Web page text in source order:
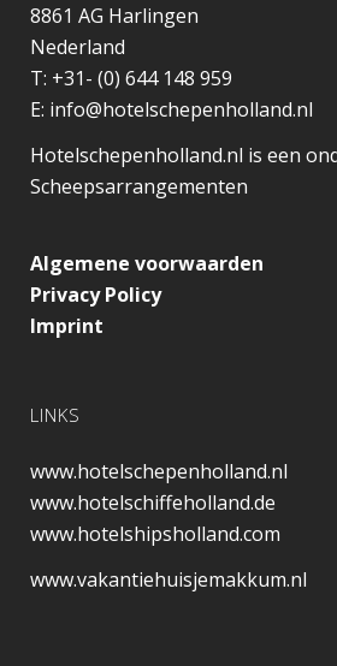
8861 AG Harlingen
Nederland
T: +31- (0) 644 148 959
E: info@hotelschepenholland.nl
Hotelschepenholland.nl is een
Scheepsarrangementen
Algemene voorwaarden
Privacy Policy
Imprint
LINKS
www.hotelschepenholland.nl
www.hotelschiffeholland.de
www.hotelshipsholland.com
www.vakantiehuisjemakkum.nl